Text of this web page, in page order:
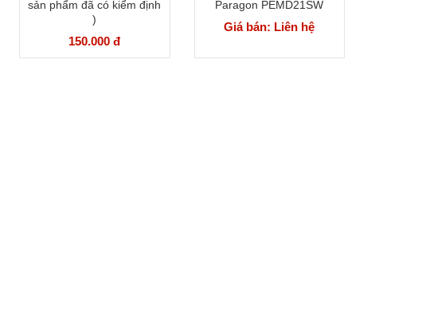
sản phẩm đã có kiểm định
)
150.000 đ
Paragon PEMD21SW
Giá bán: Liên hệ